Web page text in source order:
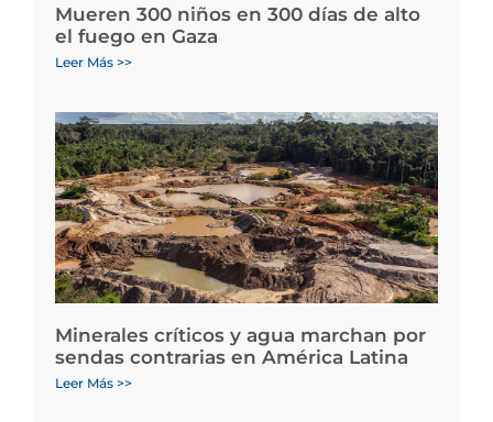
Mueren 300 niños en 300 días de alto
el fuego en Gaza
Leer Más >>
Minerales críticos y agua marchan por
sendas contrarias en América Latina
Leer Más >>